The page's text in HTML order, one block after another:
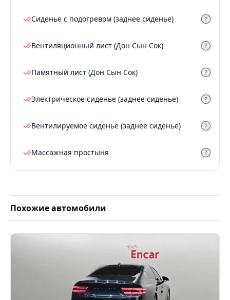
Сиденье с подогревом (заднее сиденье)
Вентиляционный лист (Дон Сын Сок)
Памятный лист (Дон Сын Сок)
Электрическое сиденье (заднее сиденье)
Вентилируемое сиденье (заднее сиденье)
Массажная простыня
Похожие автомобили